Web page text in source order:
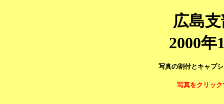
広島
2000年
写真の割付とキャプ
写真をクリッ